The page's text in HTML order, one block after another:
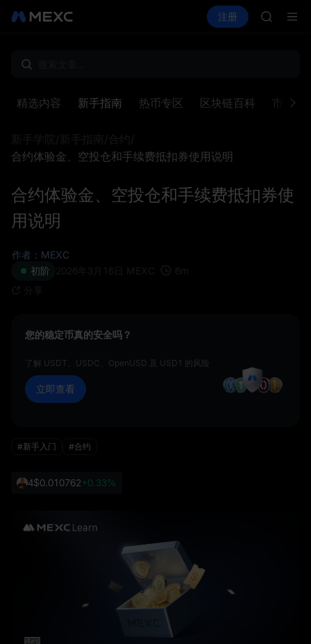
SPCX 理财 活
注册
SKYAI
精选内容 新手指南 热币专区 区块链百科 市场洞
新手学院 /新手指南/ 合约 /
合约体验金、空投仓和手续费抵扣券使用说明
合约体验金、空投仓和手续费抵扣券使
用说明
作者：MEXC
初阶
2026年3月16日 MEXC 6 m
分享
您的稳定币真的安全吗？
了解 USDT、USDC、OpenUSD 及 USD1 的风险
立即查看
#新手入门 #合约
4$0.010762+0.33%